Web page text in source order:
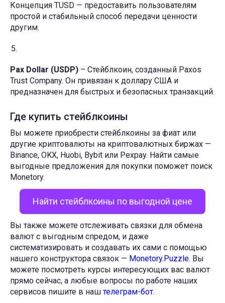
Концепция TUSD — предоставить пользователям
простой и стабильный способ передачи ценности
другим.
Pax Dollar (USDP) – Стейблкоин, созданный Paxos
Trust Company. Он привязан к доллару США и
предназначен для быстрых и безопасных транзакций.
Где купить стейблкоины
Вы можете приобрести стейблкоины за фиат или
другие криптовалюты на криптовалютных биржах —
Binance, OKX, Huobi, Bybit или Pexpay. Найти самые
выгодные предложения для покупки поможет поиск
Monetory.
Найти стейблкоины по выгодной цене
Вы также можете отслеживать связки для обмена
валют с выгодным спредом, и даже
систематизировать и создавать их сами с помощью
нашего конструктора связок — Monetory.Puzzle. Вы
можете посмотреть курсы интересующих вас валют
прямо сейчас, а любые вопросы по работе наших
сервисов пишите в наштелеграм-бот.